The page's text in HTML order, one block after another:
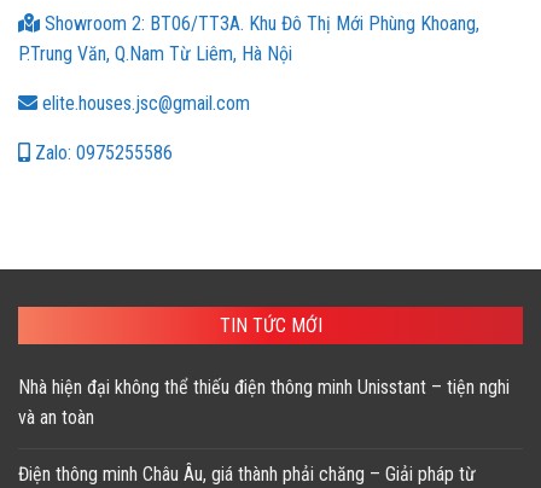
Showroom 2: BT06/TT3A. Khu Đô Thị Mới Phùng Khoang,
P.Trung Văn, Q.Nam Từ Liêm, Hà Nội
elite.houses.jsc@gmail.com
Zalo: 0975255586
TIN TỨC MỚI
Nhà hiện đại không thể thiếu điện thông minh Unisstant – tiện nghi
và an toàn
Điện thông minh Châu Âu, giá thành phải chăng – Giải pháp từ